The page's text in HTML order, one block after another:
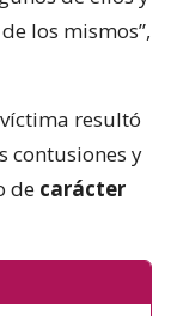
los mismos”,
resultó
contusiones y
de carácter